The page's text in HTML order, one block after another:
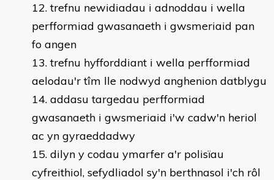
trefnu newidiadau i adnoddau i wella
perfformiad gwasanaeth i gwsmeriaid pan
fo angen
trefnu hyfforddiant i wella perfformiad
aelodau'r tîm lle nodwyd anghenion datblygu
addasu targedau perfformiad
gwasanaeth i gwsmeriaid i'w cadw'n heriol
ac yn gyraeddadwy
dilyn y codau ymarfer a'r polisïau
cyfreithiol, sefydliadol sy'n berthnasol i'ch rôl